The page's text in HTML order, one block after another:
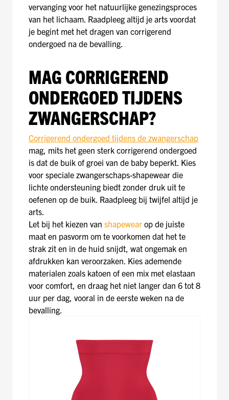
vervanging voor het natuurlijke genezingsproces
van het lichaam. Raadpleeg altijd je arts voordat
je begint met het dragen van corrigerend
ondergoed na de bevalling.
MAG CORRIGEREND
ONDERGOED TIJDENS
ZWANGERSCHAP?
Corrigerend ondergoed tijdens de zwangerschap
mag, mits het geen sterk corrigerend ondergoed
is dat de buik of groei van de baby beperkt. Kies
voor speciale zwangerschaps-shapewear die
lichte ondersteuning biedt zonder druk uit te
oefenen op de buik. Raadpleeg bij twijfel altijd je
arts.
Let bij het kiezen van shapewear op de juiste
maat en pasvorm om te voorkomen dat het te
strak zit en in de huid snijdt, wat ongemak en
afdrukken kan veroorzaken. Kies ademende
materialen zoals katoen of een mix met elastaan
voor comfort, en draag het niet langer dan 6 tot 8
uur per dag, vooral in de eerste weken na de
bevalling.